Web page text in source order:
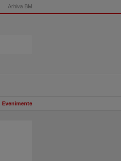
Arhiva BM
Evenimente